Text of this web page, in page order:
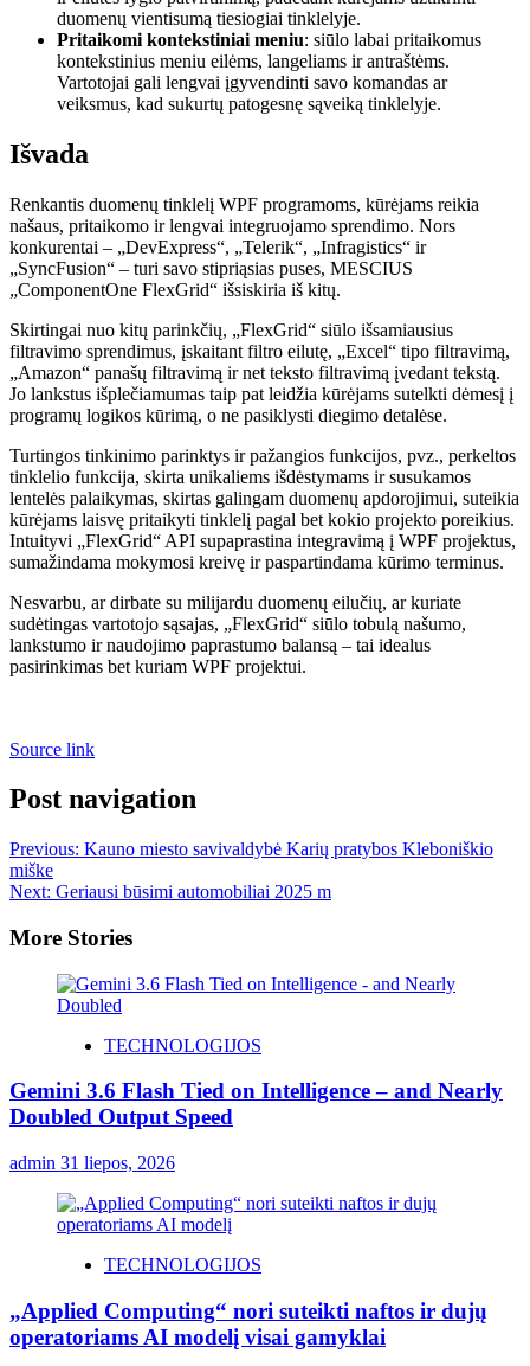
duomenų vientisumą tiesiogiai tinklelyje.
Pritaikomi kontekstiniai meniu: siūlo labai pritaikomus
kontekstinius meniu eilėms, langeliams ir antraštėms.
Vartotojai gali lengvai įgyvendinti savo komandas ar
veiksmus, kad sukurtų patogesnę sąveiką tinklelyje.
Išvada
Renkantis duomenų tinklelį WPF programoms, kūrėjams reikia
našaus, pritaikomo ir lengvai integruojamo sprendimo. Nors
konkurentai – „DevExpress“, „Telerik“, „Infragistics“ ir
„SyncFusion“ – turi savo stipriąsias puses, MESCIUS
„ComponentOne FlexGrid“ išsiskiria iš kitų.
Skirtingai nuo kitų parinkčių, „FlexGrid“ siūlo išsamiausius
filtravimo sprendimus, įskaitant filtro eilutę, „Excel“ tipo filtravimą,
„Amazon“ panašų filtravimą ir net teksto filtravimą įvedant tekstą.
Jo lankstus išplečiamumas taip pat leidžia kūrėjams sutelkti dėmesį į
programų logikos kūrimą, o ne pasiklysti diegimo detalėse.
Turtingos tinkinimo parinktys ir pažangios funkcijos, pvz., perkeltos
tinklelio funkcija, skirta unikaliems išdėstymams ir susukamos
lentelės palaikymas, skirtas galingam duomenų apdorojimui, suteikia
kūrėjams laisvę pritaikyti tinklelį pagal bet kokio projekto poreikius.
Intuityvi „FlexGrid“ API supaprastina integravimą į WPF projektus,
sumažindama mokymosi kreivę ir paspartindama kūrimo terminus.
Nesvarbu, ar dirbate su milijardu duomenų eilučių, ar kuriate
sudėtingas vartotojo sąsajas, „FlexGrid“ siūlo tobulą našumo,
lankstumo ir naudojimo paprastumo balansą – tai idealus
pasirinkimas bet kuriam WPF projektui.
Source link
Post navigation
Previous: Kauno miesto savivaldybė Karių pratybos Kleboniškio
miške
Next: Geriausi būsimi automobiliai 2025 m
More Stories
TECHNOLOGIJOS
Gemini 3.6 Flash Tied on Intelligence – and Nearly
Doubled Output Speed
admin 31 liepos, 2026
TECHNOLOGIJOS
„Applied Computing“ nori suteikti naftos ir dujų
operatoriams AI modelį visai gamyklai